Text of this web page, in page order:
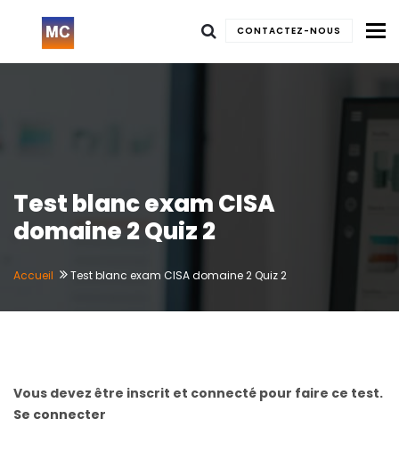
CONTACTEZ-NOUS
Test blanc exam CISA
domaine 2 Quiz 2
Accueil Test blanc exam CISA domaine 2 Quiz 2
Vous devez être inscrit et connecté pour faire ce test.
Se connecter